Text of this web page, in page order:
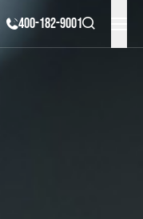
400-182-9001